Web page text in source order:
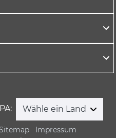
Wähle ein Land
Impressum